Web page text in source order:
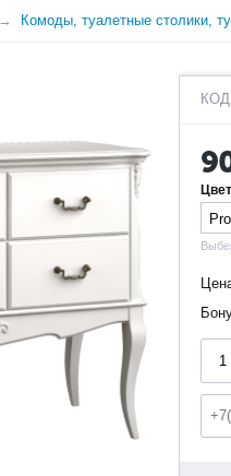
Комоды, туалетные столики,